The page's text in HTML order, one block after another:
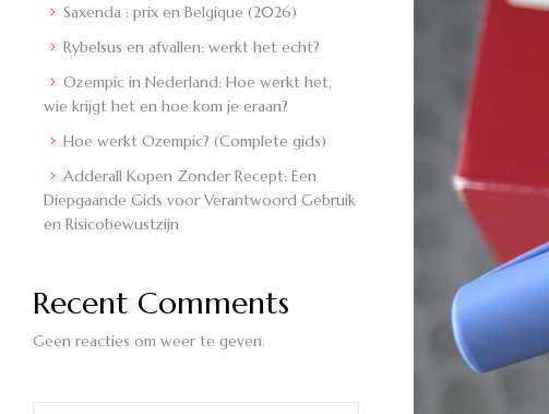
Saxenda : prix en Belgique (2026)
Rybelsus en afvallen: werkt het echt?
Ozempic in Nederland: Hoe werkt het,
wie krijgt het en hoe kom je eraan?
Hoe werkt Ozempic? (Complete gids)
Adderall Kopen Zonder Recept: Een
Diepgaande Gids voor Verantwoord Gebruik
en Risicobewustzijn
Recent Comments
Geen reacties om weer te geven.